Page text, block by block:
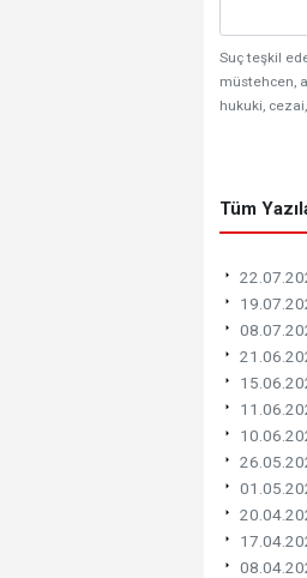
Suç teşkil
müstehcen,
hukuki,
Tüm